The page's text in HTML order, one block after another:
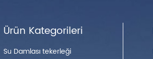
Ürün Kategorileri
Su Damlası tekerleği